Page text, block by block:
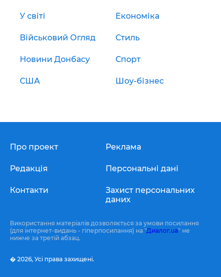
У світі Економіка
Військовий Огляд Стиль
Новини Донбасу Спорт
США Шоу-бізнес
Про проект
Редакція
Контакти
Реклама
Персональні дані
Захист персональних
даних
Використання матеріалів дозволяється за умови посилання
(для інтернет-видань - гіперпосилання) на "Диалог.ua" не
нижче за третій абзац.
� 2026, Усі права захищені.